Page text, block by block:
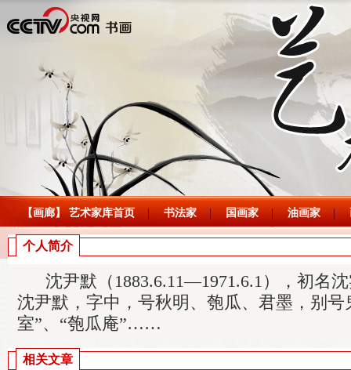
【画廊】 艺术家库首页 书法家 国画家 油画家
个人简介
沈尹默（1883.6.11—1971.6.1），初名
沈尹默，字中，号秋明、匏瓜、君墨，别号
室”、“匏瓜庵”……
相关文章